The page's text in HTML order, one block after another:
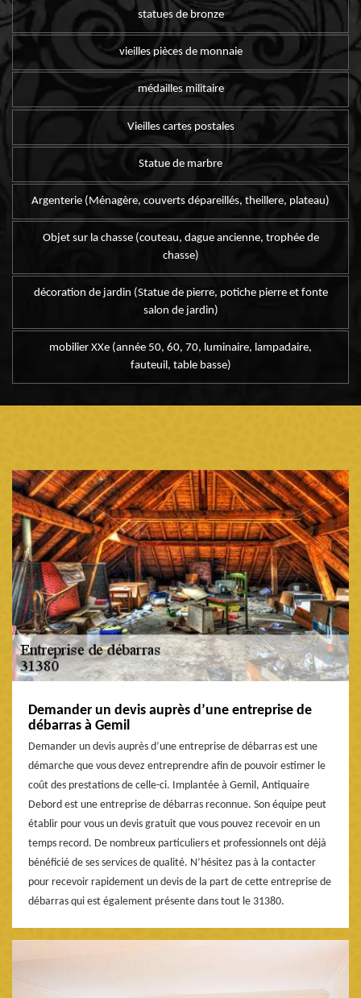
statues de bronze
vieilles pièces de monnaie
médailles militaire
Vieilles cartes postales
Statue de marbre
Argenterie (Ménagère, couverts dépareillés, theillere, plateau)
Objet sur la chasse (couteau, dague ancienne, trophée de
chasse)
décoration de jardin (Statue de pierre, potiche pierre et fonte
salon de jardin)
mobilier XXe (année 50, 60, 70, luminaire, lampadaire,
fauteuil, table basse)
Demander un devis auprès d’une entreprise de
débarras à Gemil
Demander un devis auprès d’une entreprise de débarras est une
démarche que vous devez entreprendre afin de pouvoir estimer le
coût des prestations de celle-ci. Implantée à Gemil, Antiquaire
Debord est une entreprise de débarras reconnue. Son équipe peut
établir pour vous un devis gratuit que vous pouvez recevoir en un
temps record. De nombreux particuliers et professionnels ont déjà
bénéficié de ses services de qualité. N’hésitez pas à la contacter
pour recevoir rapidement un devis de la part de cette entreprise de
débarras qui est également présente dans tout le 31380.